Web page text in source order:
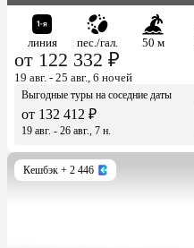
линия пес./гал. 50 м
от 122 332 ₽
19 авг. - 25 авг., 6 ночей
Выгодные туры на соседние даты
от 132 412 ₽
19 авг. - 26 авг., 7 н.
Кешбэк + 2 446